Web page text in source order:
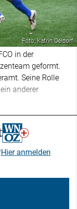
Foto: Katrin Oeldorf
in der
geformt.
Seine Rolle
anderer
Hier anmelden